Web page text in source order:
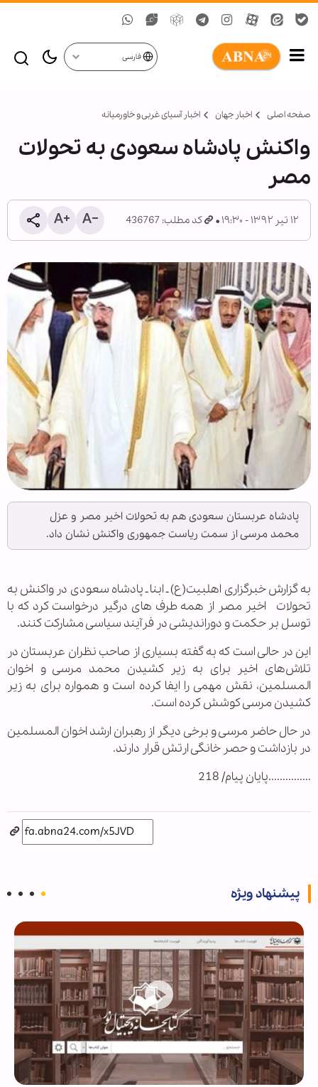
فارسی
صفحه اصلی اخبار جهان اخبار آسیای غربی و خاورمیانه
واکنش پادشاه سعودی به تحولات
مصر
۱۲ تیر ۱۳۹۲ - ۱۹:۳۰ کد مطلب: 436767
پادشاه عربستان سعودی هم به تحولات اخیر مصر و عزل
محمد مرسی از سمت ریاست جمهوری واکنش نشان داد.
به گزارش خبرگزاری اهل‏بیت(ع) ـ ابنا ـ پادشاه سعودی در واکنش به
تحولات اخیر مصر از همه طرف های درگیر درخواست کرد که با
توسل بر حکمت و دوراندیشی در فرآیند سیاسی مشارکت کنند.
این در حالی است که به گفته بسیاری از صاحب نظران عربستان در
تلاش‌های اخیر برای به زیر کشیدن محمد مرسی و اخوان
المسلمین، نقش مهمی را ایفا کرده است و همواره برای به زیر
کشیدن مرسی کوشش کرده است.
در حال حاضر مرسی و برخی دیگر از رهبران ارشد اخوان المسلمین
در بازداشت و حصر خانگی ارتش قرار دارند.
...............پایان پیام/ 218
پیشنهاد ویژه